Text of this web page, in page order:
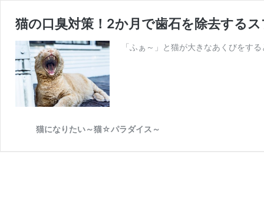
猫の口臭対策！2か月で歯石を除去する
「ふぁ～」と猫が大きなあくびをす
猫になりたい～猫☆パラダイス～